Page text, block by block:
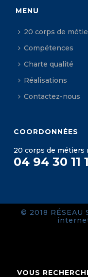
MENU
20 corps de
Compétences
Charte qualité
Réalisations
Contactez-nous
COORDONNÉES
20 corps de métiers
04 94 30 11
© 2018 RÉSEAU
VOUS